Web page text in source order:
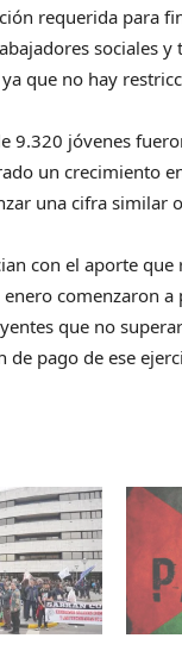
requerida para
sociales
que no hay
9.320 jóvenes
un crecimiento
una cifra similar
con el aporte que
comenzaron
que no
de pago de ese